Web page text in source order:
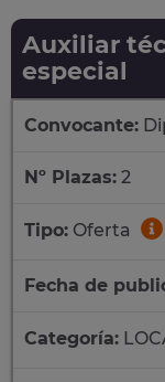
Auxiliar
especial
Convocante:
Nº Plazas: 2
Tipo: Oferta
Fecha de
Categoría: